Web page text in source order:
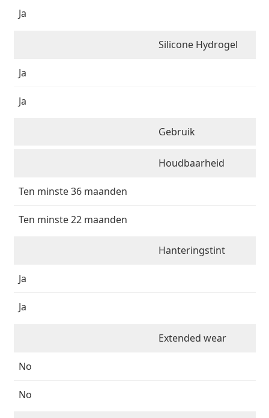
Ja
Silicone Hydrogel
Ja
Ja
Gebruik
Houdbaarheid
Ten minste 36 maanden
Ten minste 22 maanden
Hanteringstint
Ja
Ja
Extended wear
No
No